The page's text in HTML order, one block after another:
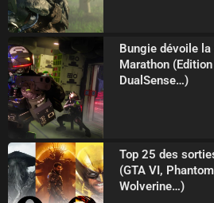
Bungie dévoile
Marathon
DualSense…)
Top 25 des
(GTA VI,
Wolverine…)